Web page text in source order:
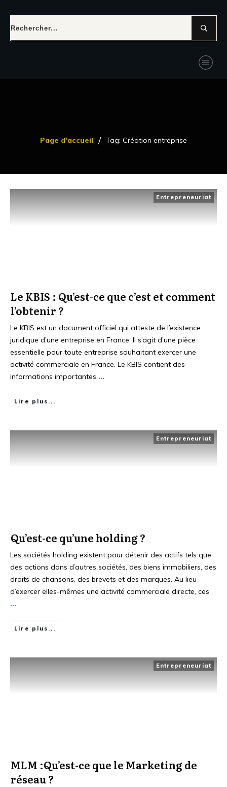
Page d'accueil / Tag: Création entreprise
Entrepreneuriat
Le KBIS : Qu’est-ce que c’est et comment
l’obtenir ?
Le KBIS est un document officiel qui atteste de l’existence
juridique d’une entreprise en France. Il s’agit d’une pièce
essentielle pour toute entreprise souhaitant exercer une
activité commerciale en France. Le KBIS contient des
informations importantes ...
Lire plus...
Entrepreneuriat
Qu’est-ce qu’une holding ?
Les sociétés holding existent pour détenir des actifs tels que
des actions dans d’autres sociétés, des biens immobiliers, des
droits de chansons, des brevets et des marques. Au lieu
d’exercer elles-mêmes une activité commerciale directe, ces
...
Lire plus...
Entrepreneuriat
MLM :Qu’est-ce que le Marketing de
réseau ?